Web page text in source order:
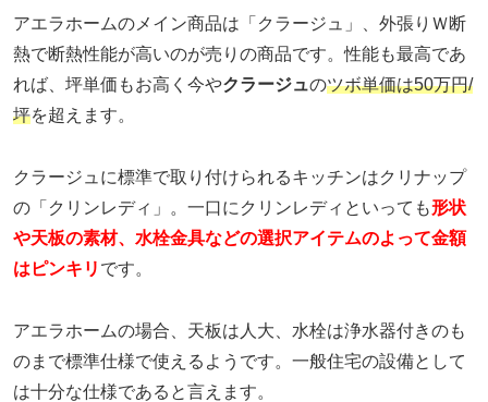
アエラホームのメイン商品は「クラージュ」、外張りＷ断
熱で断熱性能が高いのが売りの商品です。性能も最高であ
れば、坪単価もお高く今やクラージュのツボ単価は50万円/
坪を超えます。
クラージュに標準で取り付けられるキッチンはクリナップ
の「クリンレディ」。一口にクリンレディといっても形状
や天板の素材、水栓金具などの選択アイテムのよって金額
はピンキリ です。
アエラホームの場合、天板は人大、水栓は浄水器付きのも
のまで標準仕様で使えるようです。一般住宅の設備として
は十分な仕様であると言えます。